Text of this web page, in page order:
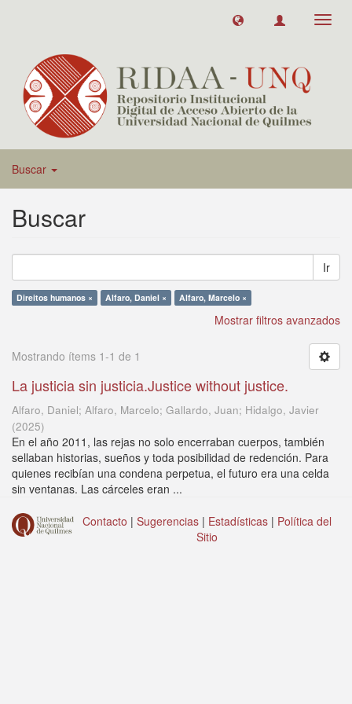
Buscar
Buscar
Ir
Direitos humanos × Alfaro, Daniel × Alfaro, Marcelo ×
Mostrar filtros avanzados
Mostrando ítems 1-1 de 1
La justicia sin justicia.Justice without justice.
Alfaro, Daniel; Alfaro, Marcelo; Gallardo, Juan; Hidalgo, Javier
(2025)
En el año 2011, las rejas no solo encerraban cuerpos, también
sellaban historias, sueños y toda posibilidad de redención. Para
quienes recibían una condena perpetua, el futuro era una celda
sin ventanas. Las cárceles eran ...
Contacto | Sugerencias | Estadísticas | Política del
Sitio